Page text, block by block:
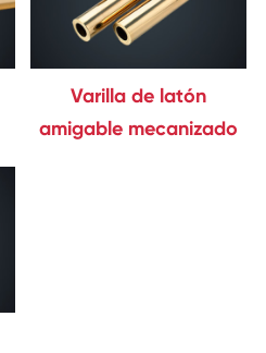
Varilla de latón
amigable mecanizado